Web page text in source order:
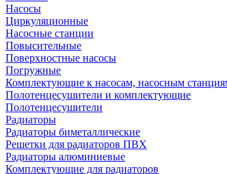
Насосы
Циркуляционные
Насосные станции
Повысительные
Поверхностные насосы
Погружные
Комплектующие к насосам, насосным
Полотенцесушители и комплектующие
Полотенцесушители
Радиаторы
Радиаторы биметаллические
Решетки для радиаторов ПВХ
Радиаторы алюминиевые
Комплектующие для радиаторов